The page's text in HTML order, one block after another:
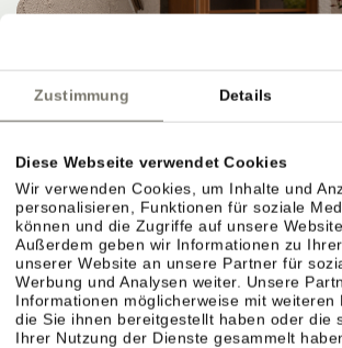
Zustimmung Details
Diese Webseite verwendet Cookies
Wir verwenden Cookies, um Inhalte und
personalisieren, Funktionen für soziale
können und die Zugriffe auf unsere
Außerdem geben wir Informationen zu
unserer Website an unsere Partner für
Werbung und Analysen weiter. Unsere
Informationen möglicherweise mit weiteren
die Sie ihnen bereitgestellt haben oder die
Ihrer Nutzung der Dienste gesammelt